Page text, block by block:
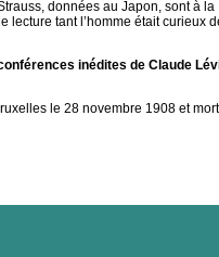
données au Japon, sont à la
lecture tant l’homme était curieux
inédites de Claude
le 28 novembre 1908 et